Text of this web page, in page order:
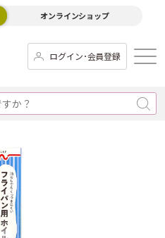
オンラインショップ
ログイン･会員登録